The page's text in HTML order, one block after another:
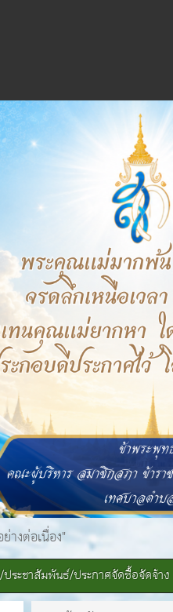
างต่อเนื่อง"
ประชาสัมพันธ์/ประกาศจัดซื้อจัดจ้าง